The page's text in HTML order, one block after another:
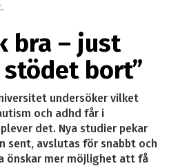
bra – just
bort”
undersöker vilket
och adhd får i
det. Nya studier pekar
avslutas för snabbt och
önskar mer möjlighet att få